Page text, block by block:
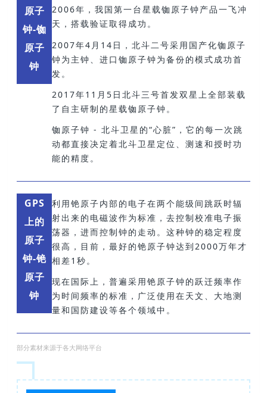
原子
钟-铷
原子
钟
2006年，我国第一台星载铷原子钟产品一飞冲
天，搭载验证取得成功。
2007年4月14日，北斗二号采用国产化铷原子
钟为主钟、进口铷原子钟为备份的模式成功首
发。
2017年11月5日北斗三号首发双星上全部装载
了自主研制的星载铷 原子钟。
铷原子钟 - 北斗卫星的“心脏”，它的每一次跳
动都直接决定着北斗卫星定位、测速和授时功
能的精度。
GPS
上的
原子
钟-铯
原子
钟
利用铯原子内部的电子在两个能级 间跳跃时辐
射出来的电磁波作为标准，去控制校准电子振
荡器，进而控制钟的走动。这种钟的稳定程度
很高，目前，最好的铯原子钟达到2000万年才
相差1秒。
现在国际上，普遍采用铯原子钟的跃迁频率作
为时间频率的标准，广泛使用在天文、大地测
量和国防建设等各个领域中。
部分素材来源于各大网络平台